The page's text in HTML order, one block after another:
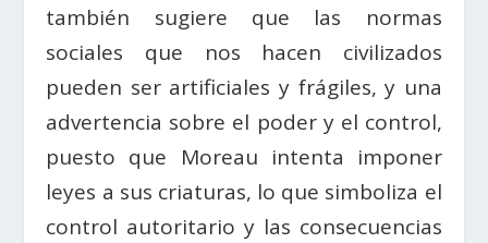
también sugiere que las normas
sociales que nos hacen civilizados
pueden ser artificiales y frágiles, y una
advertencia sobre el poder y el control,
puesto que Moreau intenta imponer
leyes a sus criaturas, lo que simboliza el
control autoritario y las consecuencias